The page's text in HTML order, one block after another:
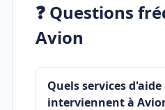
❓ Questions
Avion
Quels services
interviennent à